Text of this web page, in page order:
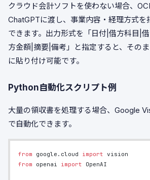
クラウド会計ソフトを使わない場合、
ChatGPTに渡し、事業内容・経理方式を
できます。出力形式を「日付|借方科目|
方金額|摘要|備考」と指定すると、その
に貼り付け可能です。
Python自動化スクリプト例
大量の領収書を処理する場合、Google
で自動化できます。
from google.cloud import vision
from openai import OpenAI